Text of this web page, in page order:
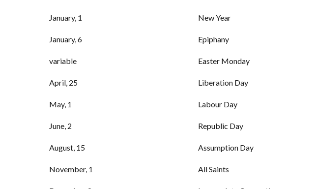
January, 1 New Year
January, 6 Epiphany
variable Easter Monday
April, 25 Liberation Day
May, 1 Labour Day
June, 2 Republic Day
August, 15 Assumption Day
November, 1 All Saints